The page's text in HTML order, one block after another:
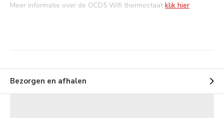
Meer informatie over de OCD5 Wifi thermostaat klik hier
Bezorgen en afhalen